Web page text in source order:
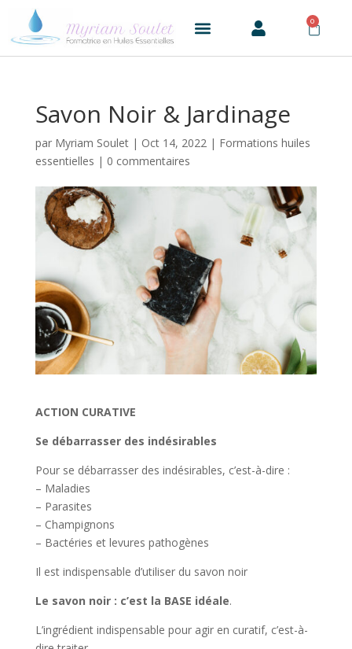
0
Savon Noir & Jardinage
par Myriam Soulet| Oct 14, 2022| Formations huiles
essentielles | 0 commentaires
ACTION CURATIVE
Se débarrasser des indésirables
Pour se débarrasser des indésirables, c’est-à-dire :
– Maladies
– Parasites
– Champignons
– Bactéries et levures pathogènes
Il est indispensable d’utiliser du savon noir
Le savon noir : c’est la BASE idéale.
L’ingrédient indispensable pour agir en curatif, c’est-à-